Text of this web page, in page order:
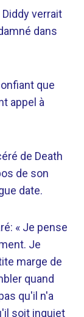
verrait
dans
que
appel à
de Death
de son
date.
« Je pense
Je
marge de
quand
qu'il n'a
soit inquiet